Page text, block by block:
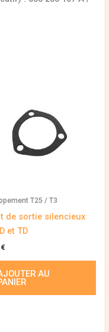
T25 / T3
de sortie silencieux
et TD
€
AU